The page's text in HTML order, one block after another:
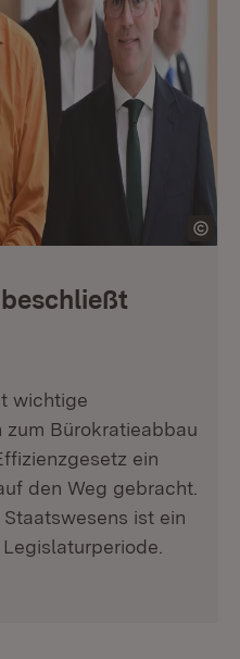
wichtige
Bürokratieabbau
ein
den Weg gebracht.
ist ein